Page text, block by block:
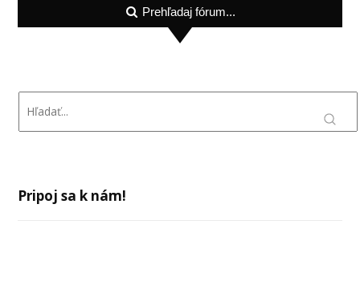
Prehľadaj fórum...
Pripoj sa k nám!